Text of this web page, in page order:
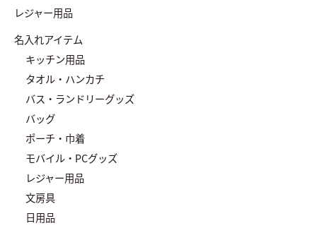
レジャー用品
名入れアイテム
キッチン用品
タオル・ハンカチ
バス・ランドリーグッズ
バッグ
ポーチ・巾着
モバイル・PCグッズ
レジャー用品
文房具
日用品